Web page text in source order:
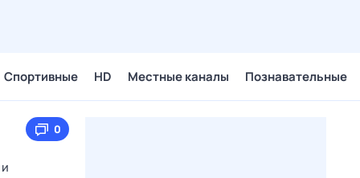
Спортивные HD Местные каналы Познавательные
0